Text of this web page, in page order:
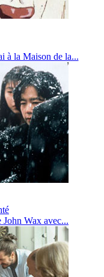
à la Maison de la...
John Wax avec...